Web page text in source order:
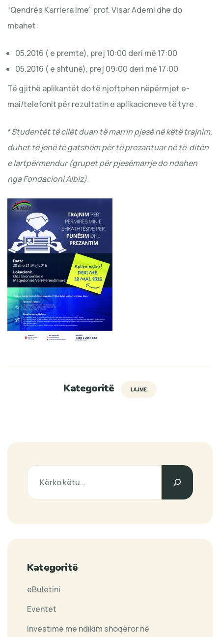
“Qendrës Karriera Ime” prof. Visar Ademi dhe do
mbahet:
05.2016 ( e premte), prej 10:00 deri më 17:00
05.2016 ( e shtunë), prej 09:00 deri më 17:00
Të gjithë aplikantët do të njoftohen nëpërmjet e-
mai/telefonit për rezultatin e aplikacioneve të tyre .
*Studentët të cilët duan të marrin pjesë në këtë trajnim,
duhet të jenë të gatshëm për të prezantuar në të ditën
e lartpërmendur (grupet për pjesëmarrje do ndahen
nga Fondacioni Albiz).
Kategoritë LAJME
Search
Kategoritë
eBuletini
Eventet
Investime me ndikim shoqëror në